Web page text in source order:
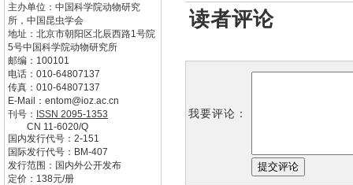
主办单位： 中国科学院动物研究
所，中国昆虫学会
地址： 北京市朝阳区北辰西路1号院
5号中国科学院动物研究所
邮编： 100101
电话： 010-64807137
传真： 010-64807137
E-Mail： entom@ioz.ac.cn
刊号： ISSN 2095-1353
CN 11-6020/Q
国内发行代号： 2-151
国际发行代号： BM-407
发行范围：国内外公开发布
定价： 138元/册
读者评论
我要评论：